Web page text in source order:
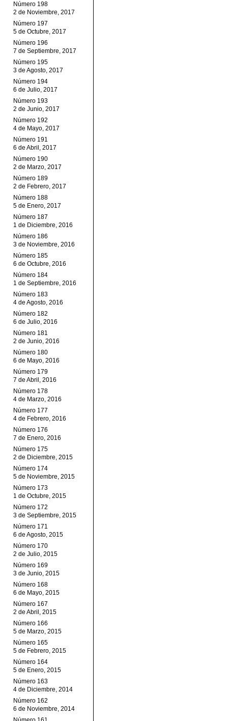
Número 198
2 de Noviembre, 2017
Número 197
5 de Octubre, 2017
Número 196
7 de Septiembre, 2017
Número 195
3 de Agosto, 2017
Número 194
6 de Julio, 2017
Número 193
2 de Junio, 2017
Número 192
4 de Mayo, 2017
Número 191
6 de Abril, 2017
Número 190
2 de Marzo, 2017
Número 189
2 de Febrero, 2017
Número 188
5 de Enero, 2017
Número 187
1 de Diciembre, 2016
Número 186
3 de Noviembre, 2016
Número 185
6 de Octubre, 2016
Número 184
1 de Septiembre, 2016
Número 183
4 de Agosto, 2016
Número 182
6 de Julio, 2016
Número 181
2 de Junio, 2016
Número 180
6 de Mayo, 2016
Número 179
7 de Abril, 2016
Número 178
4 de Marzo, 2016
Número 177
4 de Febrero, 2016
Número 176
7 de Enero, 2016
Número 175
2 de Diciembre, 2015
Número 174
5 de Noviembre, 2015
Número 173
1 de Octubre, 2015
Número 172
3 de Septiembre, 2015
Número 171
6 de Agosto, 2015
Número 170
2 de Julio, 2015
Número 169
3 de Junio, 2015
Número 168
6 de Mayo, 2015
Número 167
2 de Abril, 2015
Número 166
5 de Marzo, 2015
Número 165
5 de Febrero, 2015
Número 164
5 de Enero, 2015
Número 163
4 de Diciembre, 2014
Número 162
6 de Noviembre, 2014